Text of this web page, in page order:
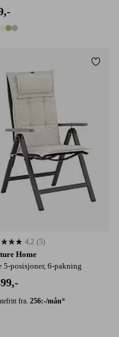
Home
5-posisjoner, 6-pakning
fra. 256:-/mån*
på 5 karaktergivninger
4,2 (5)